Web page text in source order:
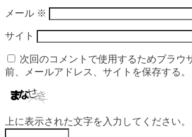
メール ※
サイト
次回のコメントで使用するためブラウ
前、メールアドレス、サイトを保存する。
上に表示された文字を入力してください。